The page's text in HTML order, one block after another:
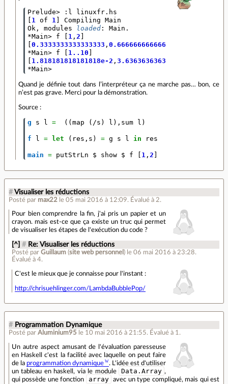
Prelude> : l linuxfr. hs
1 of 1] Compiling Main
Ok, modules loaded: Main .
*Main> f 1, 2
0.3333333333333333 , 0.6666666666666666
*Main> f 1..10
1.818181818181818e-2 , 3.636363636363636e-2
*Main>
Quand je définie tout dans l’interpréteur ça ne marche pas… bon, ce
n’est pas grave. Merci pour la démonstration.
Source :
g s l = (( map ( /s ) l ), sum l )
f l = let ( res , s ) = g s l in res
main = putStrLn $ show $ f 1 , 2
# Visualiser les réductions
Posté par max22 le 05 mai 2016 à 12:09. Évalué à 2.
Pour bien comprendre la fin, j'ai pris un papier et un
crayon. mais est-ce que ça existe un truc qui permet
de visualiser les étapes de l'exécution du code ?
[^] # Re: Visualiser les réductions
Posté parGuillaum (site web personnel ) le 06 mai 2016 à 23:28.
Évalué à4.
C'est le mieux que je connaisse pour l'instant :
http://chrisuehlinger.com/LambdaBubblePop/
# Programmation Dynamique
Posté par Aluminium95 le 10 mai 2016 à 21:55. Évalué à 1 .
Un autre aspect amusant de l'évaluation paresseuse
en Haskell c'est la facilité avec laquelle on peut faire
de la programmation dynamique
. L'idée est d'utiliser
un tableau en haskell, via le module
Data.Array ,
qui possède une fonction
array
avec un type compliqué, mais qui est